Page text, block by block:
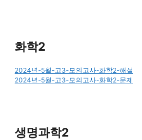
화학2
2024년-5월-고3-모의고사-화학2-해설
2024년-5월-고3-모의고사-화학2-문제
생명과학2